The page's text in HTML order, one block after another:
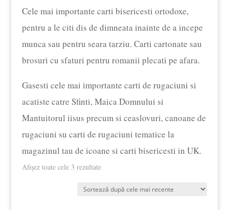
Cele mai importante carti bisericesti ortodoxe,
pentru a le citi dis de dimneata inainte de a incepe
munca sau pentru seara tarziu. Carti cartonate sau
brosuri cu sfaturi pentru romanii plecati pe afara.
Gasesti cele mai importante carti de rugaciuni si
acatiste catre Sfinti, Maica Domnului si
Mantuitorul iisus precum si ceaslovuri, canoane de
rugaciuni su carti de rugaciuni tematice la
magazinul tau de icoane si carti bisericesti in UK.
Afișez toate cele 3 rezultateSortat